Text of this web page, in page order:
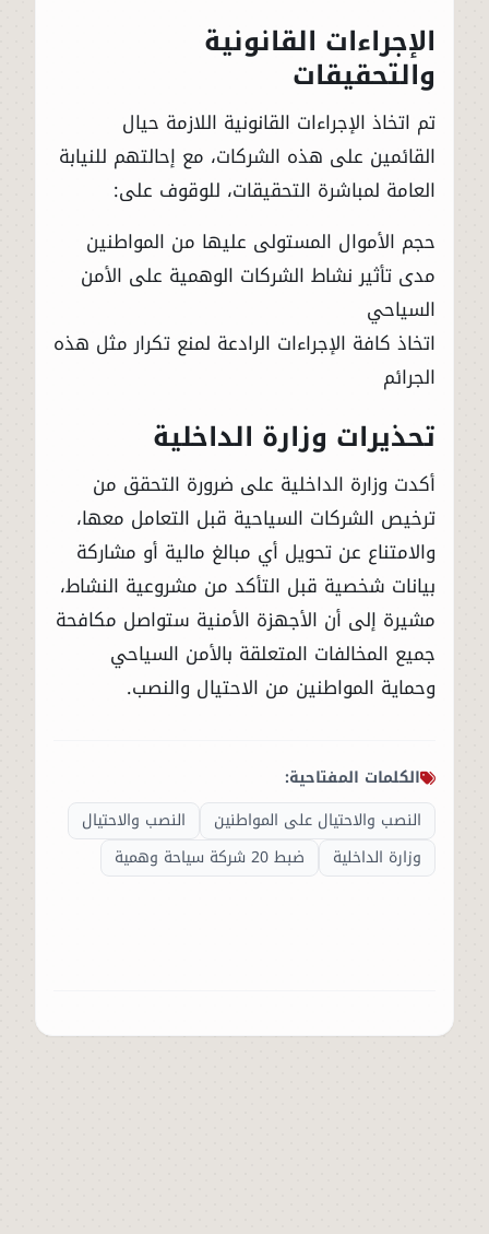
الإجراءات القانونية
والتحقيقات
تم اتخاذ الإجراءات القانونية اللازمة حيال
القائمين على هذه الشركات، مع إحالتهم للنيابة
العامة لمباشرة التحقيقات، للوقوف على:
حجم الأموال المستولى عليها من المواطنين
مدى تأثير نشاط الشركات الوهمية على الأمن
السياحي
اتخاذ كافة الإجراءات الرادعة لمنع تكرار مثل هذه
الجرائم
تحذيرات وزارة الداخلية
أكدت وزارة الداخلية على ضرورة التحقق من
ترخيص الشركات السياحية قبل التعامل معها،
والامتناع عن تحويل أي مبالغ مالية أو مشاركة
بيانات شخصية قبل التأكد من مشروعية النشاط،
مشيرة إلى أن الأجهزة الأمنية ستواصل مكافحة
جميع المخالفات المتعلقة بالأمن السياحي
وحماية المواطنين من الاحتيال والنصب.
الكلمات المفتاحية:
النصب والاحتيال على المواطنين
النصب والاحتيال
وزارة الداخلية
ضبط 20 شركة سياحة وهمية